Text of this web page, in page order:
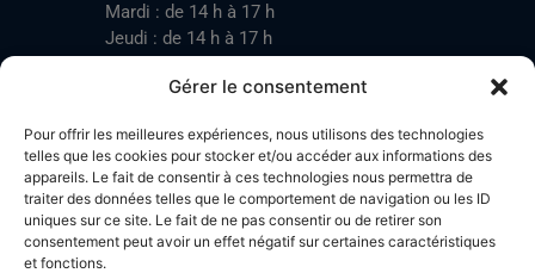
Gérer le consentement
Pour offrir les meilleures expériences, nous utilisons des technologies
telles que les cookies pour stocker et/ou accéder aux informations des
appareils. Le fait de consentir à ces technologies nous permettra de
traiter des données telles que le comportement de navigation ou les ID
uniques sur ce site. Le fait de ne pas consentir ou de retirer son
consentement peut avoir un effet négatif sur certaines caractéristiques
et fonctions.
Mardi : de 14 h à 17 h
Jeudi : de 14 h à 17 h
Mardi : de 17 h à 20 h
Jeudi : de 17 h à 20 h
Samedi : de 14 h à 17 h